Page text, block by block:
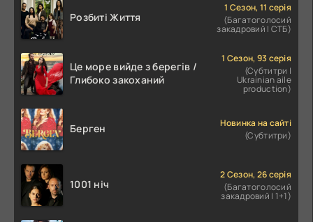
Розбиті Життя
1 Сезон, 11 серія
(Багатоголосий
закадровий | СТБ)
Це море вийде з берегів /
Глибоко закоханий
1 Сезон, 93 серія
(Субтитри |
Ukrainian aile
production)
Берген
Новинка на сайті
(Субтитри)
1001 ніч
2 Сезон, 26 серія
(Багатоголосий
закадровий | 1+1)